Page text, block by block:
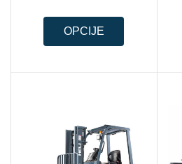
OPCIJE